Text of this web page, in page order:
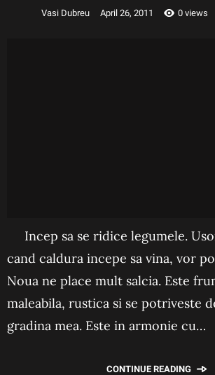
Vasi Dubreu April 26, 2011 0 views
Incep sa se ridice legumele.
cand caldura incepe sa vina, vor
Noua ne place mult salcia. Este
maleabila, rustica si se potriveste
gradina mea. Este in armonie cu…
CONTINUE READING